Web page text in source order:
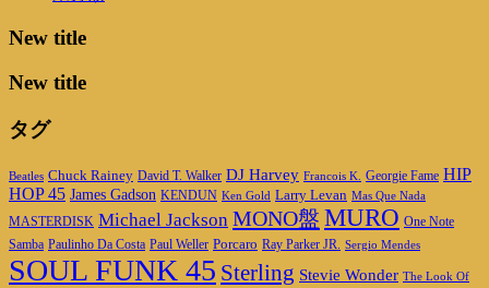
New title
New title
タグ
Beatles Chuck Rainey David T. Walker DJ Harvey Francois K. Georgie Fame HIP
HOP 45 James Gadson KENDUN Ken Gold Larry Levan Mas Que Nada
MASTERDISK Michael Jackson MONO盤 MURO One Note
Samba Paulinho Da Costa Paul Weller Porcaro Ray Parker JR. Sergio Mendes
SOUL FUNK 45 Sterling Stevie Wonder The Look Of